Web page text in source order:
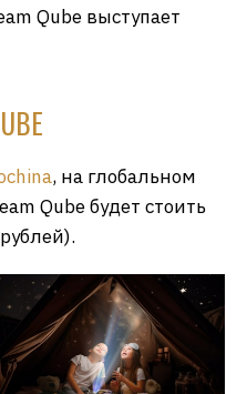
Qube выступает
, на глобальном
Qube будет стоить